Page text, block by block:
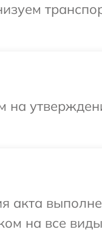
акта
на все